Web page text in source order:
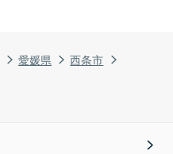
愛媛県
西条市